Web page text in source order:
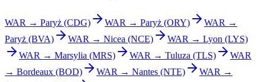
WAR → Paryż (CDG) WAR → Paryż (ORY)
WAR →
Paryż (BVA)
WAR → Nicea (NCE)
WAR → Lyon (LYS)
WAR → Marsylia (MRS)
WAR → Tuluza (TLS)
WAR
→ Bordeaux (BOD)
WAR → Nantes (NTE)
WAR →